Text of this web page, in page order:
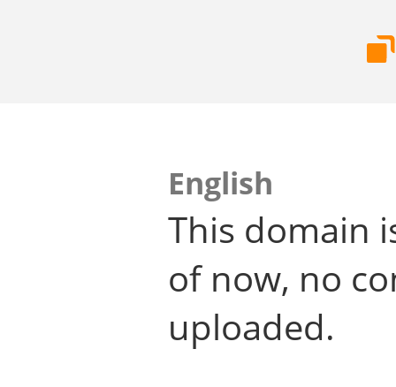
English
This domain
of now, no
uploaded.